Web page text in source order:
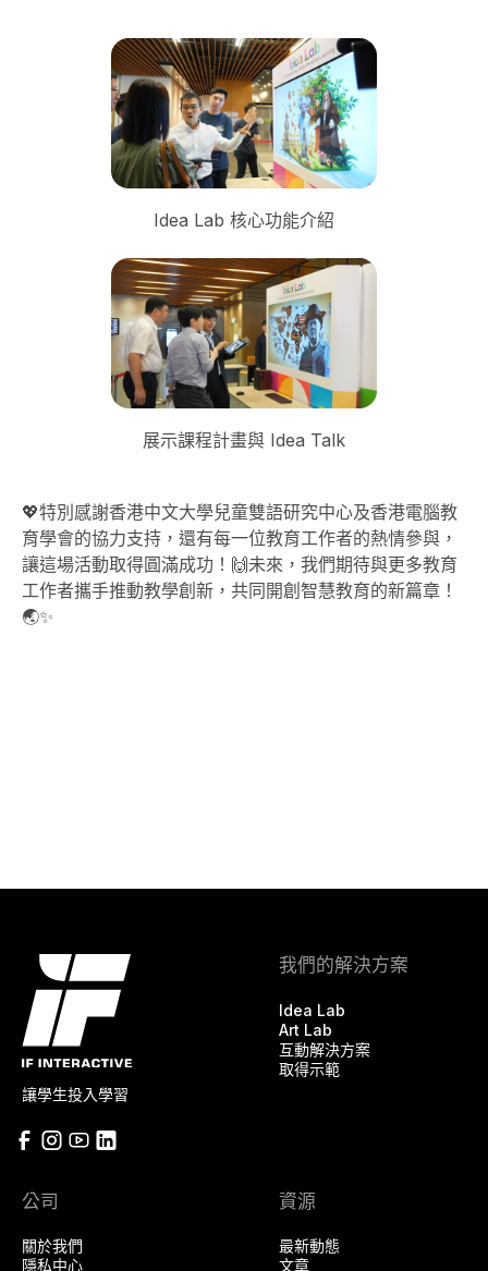
Idea Lab 核心功能介紹
展示課程計畫與 Idea Talk
‍💖特別感謝香港中文大學兒童雙語研究中心及香港電腦教
育學會的協力支持，還有每一位教育工作者的熱情參與，
讓這場活動取得圓滿成功！🙌未來，我們期待與更多教育
工作者攜手推動教學創新，共同開創智慧教育的新篇章！
🌏✨
讓學生投入學習
我們的解決方案
Idea Lab
Art Lab
互動解決方案
取得示範
公司
關於我們
隱私中心
資源
最新動態
文章